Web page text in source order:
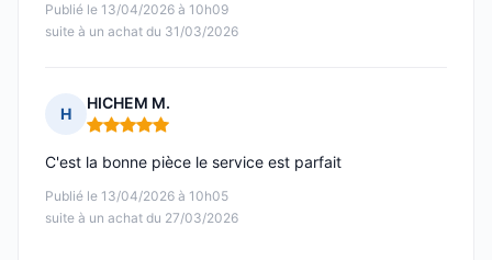
Publié le 13/04/2026 à 10h09
suite à un achat du 31/03/2026
H
HICHEM M.
Note : 5 sur 5
Publié le 13/04/2026 à 10h05
suite à un achat du 27/03/2026
C'est la bonne pièce le service est parfait